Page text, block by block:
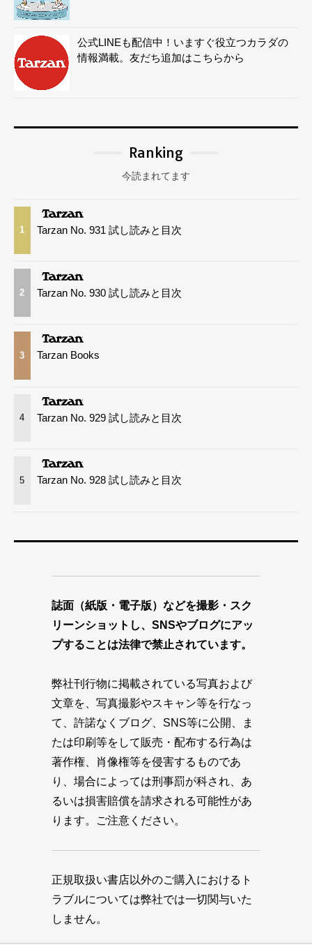
公式LINEも配信中！いますぐ役立つカラダの
情報満載。友だち追加はこちらから
Ranking
今読まれてます
1 Tarzan No. 931 試し読みと目次
2 Tarzan No. 930 試し読みと目次
3 Tarzan Books
4 Tarzan No. 929 試し読みと目次
5 Tarzan No. 928 試し読みと目次
誌面（紙版・電子版）などを撮影・スク
リーンショットし、SNSやブログにアッ
プすることは法律で禁止されています。
弊社刊行物に掲載されている写真および
文章を、写真撮影やスキャン等を行なっ
て、許諾なくブログ、SNS等に公開、ま
たは印刷等をして販売・配布する行為は
著作権、肖像権等を侵害するものであ
り、場合によっては刑事罰が科され、あ
るいは損害賠償を請求される可能性があ
ります。ご注意ください。
正規取扱い書店以外のご購入におけるト
ラブルについては弊社では一切関与いた
しません。